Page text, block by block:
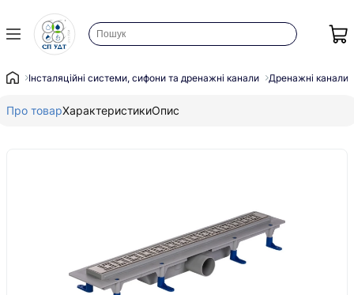
Інсталяційні системи, сифони та дренажні канали Дренажні канали
Про товарХарактеристикиОпис